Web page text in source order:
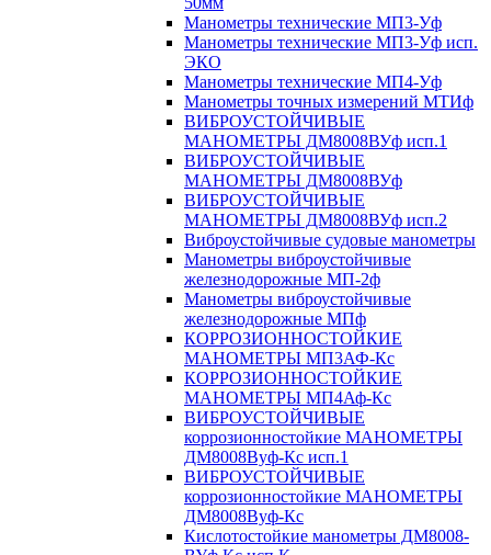
Манометры технические МП3-Уф
Манометры технические МП3-Уф исп.
ЭКО
Манометры технические МП4-Уф
Манометры точных измерений МТИф
ВИБРОУСТОЙЧИВЫЕ
МАНОМЕТРЫ ДМ8008ВУф исп.1
ВИБРОУСТОЙЧИВЫЕ
МАНОМЕТРЫ ДМ8008ВУф
ВИБРОУСТОЙЧИВЫЕ
МАНОМЕТРЫ ДМ8008ВУф исп.2
Виброустойчивые судовые манометры
Манометры виброустойчивые
железнодорожные МП-2ф
Манометры виброустойчивые
железнодорожные МПф
КОРРОЗИОННОСТОЙКИЕ
МАНОМЕТРЫ МП3АФ-Кс
КОРРОЗИОННОСТОЙКИЕ
МАНОМЕТРЫ МП4Аф-Кс
ВИБРОУСТОЙЧИВЫЕ
коррозионностойкие МАНОМЕТРЫ
ДМ8008Вуф-Кс исп.1
ВИБРОУСТОЙЧИВЫЕ
коррозионностойкие МАНОМЕТРЫ
ДМ8008Вуф-Кс
Кислотостойкие манометры ДМ8008-